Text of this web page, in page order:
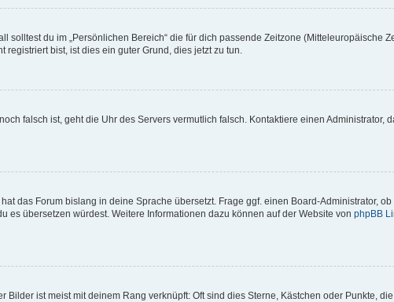
du im „Persönlichen Bereich“ die für dich passende Zeitzone (Mitteleuropäische
bist, ist dies ein guter Grund, dies jetzt zu tun.
falsch ist, geht die Uhr des Servers vermutlich falsch. Kontaktiere einen Administrator,
das Forum bislang in deine Sprache übersetzt. Frage ggf. einen Board-Administrator,
übersetzen würdest. Weitere Informationen dazu können auf der Website von phpBB
ist meist mit deinem Rang verknüpft: Oft sind dies Sterne, Kästchen oder Punkte,